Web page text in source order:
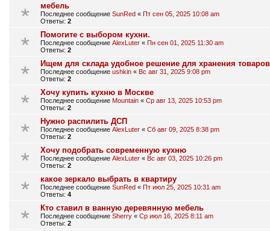
мебель
Последнее сообщение SunRed « Пт сен 05, 2025 10:08 am
Ответы: 2
Помогите с выбором кухни.
Последнее сообщение AlexLuter « Пн сен 01, 2025 11:30 am
Ответы: 2
Ищем для склада удобное решение для хранения товаров
Последнее сообщение ushkin « Вс авг 31, 2025 9:08 pm
Ответы: 2
Хочу купить кухню в Москве
Последнее сообщение Mountain « Ср авг 13, 2025 10:53 pm
Ответы: 2
Нужно распилить ДСП
Последнее сообщение AlexLuter « Сб авг 09, 2025 8:38 pm
Ответы: 2
Хочу подобрать современную кухню
Последнее сообщение AlexLuter « Вс авг 03, 2025 10:26 pm
Ответы: 2
какое зеркало выбрать в квартиру
Последнее сообщение SunRed « Пт июл 25, 2025 10:31 am
Ответы: 4
Кто ставил в ванную деревянную мебель
Последнее сообщение Sherry « Ср июл 16, 2025 8:11 am
Ответы: 2